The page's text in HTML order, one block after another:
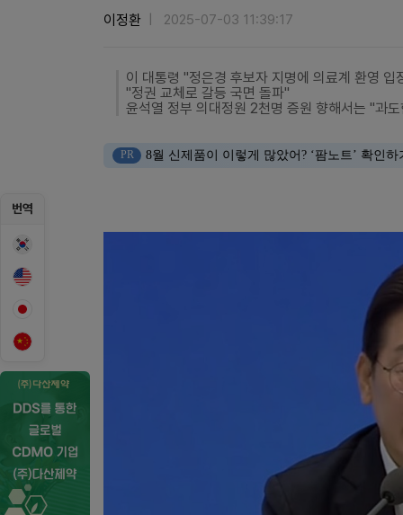
번역
이정환 2025-07-03 11:39:17
이 대통령 "정은경 후보자 지명에 의료계 환영 입
"정권 교체로 갈등 국면 돌파"
윤석열 정부 의대정원 2천명 증원 향해서는 "과
PR 8월 신제품이 이렇게 많았어? ‘팜노트’ 확인하